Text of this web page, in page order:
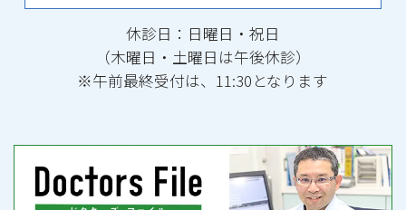
休診日：日曜日・祝日
（木曜日・土曜日は午後休診）
※午前最終受付は、11:30となります